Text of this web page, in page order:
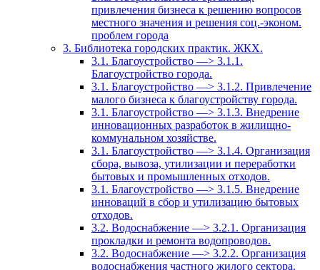
привлечения бизнеса к решению вопросов
местного значения и решения соц.-эконом.
проблем города
3. Библиотека городских практик. ЖКХ.
3.1. Благоустройство —> 3.1.1.
Благоустройство города.
3.1. Благоустройство —> 3.1.2. Привлечение
малого бизнеса к благоустройству города.
3.1. Благоустройство —> 3.1.3. Внедрение
инновационных разработок в жилищно-
коммунальном хозяйстве.
3.1. Благоустройство —> 3.1.4. Организация
сбора, вывоза, утилизации и переработки
бытовых и промышленных отходов.
3.1. Благоустройство —> 3.1.5. Внедрение
инноваций в сбор и утилизацию бытовых
отходов.
3.2. Водоснабжение —> 3.2.1. Организация
прокладки и ремонта водопроводов.
3.2. Водоснабжение —> 3.2.2. Организация
водоснабжения частного жилого сектора.